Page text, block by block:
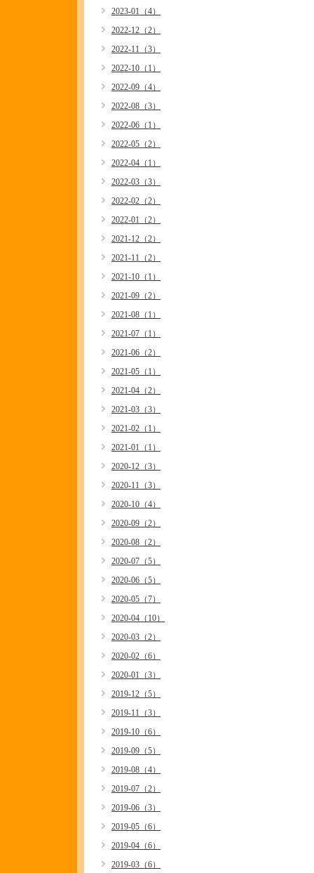
2023-01（4）
2022-12（2）
2022-11（3）
2022-10（1）
2022-09（4）
2022-08（3）
2022-06（1）
2022-05（2）
2022-04（1）
2022-03（3）
2022-02（2）
2022-01（2）
2021-12（2）
2021-11（2）
2021-10（1）
2021-09（2）
2021-08（1）
2021-07（1）
2021-06（2）
2021-05（1）
2021-04（2）
2021-03（3）
2021-02（1）
2021-01（1）
2020-12（3）
2020-11（3）
2020-10（4）
2020-09（2）
2020-08（2）
2020-07（5）
2020-06（5）
2020-05（7）
2020-04（10）
2020-03（2）
2020-02（6）
2020-01（3）
2019-12（5）
2019-11（3）
2019-10（6）
2019-09（5）
2019-08（4）
2019-07（2）
2019-06（3）
2019-05（6）
2019-04（6）
2019-03（6）